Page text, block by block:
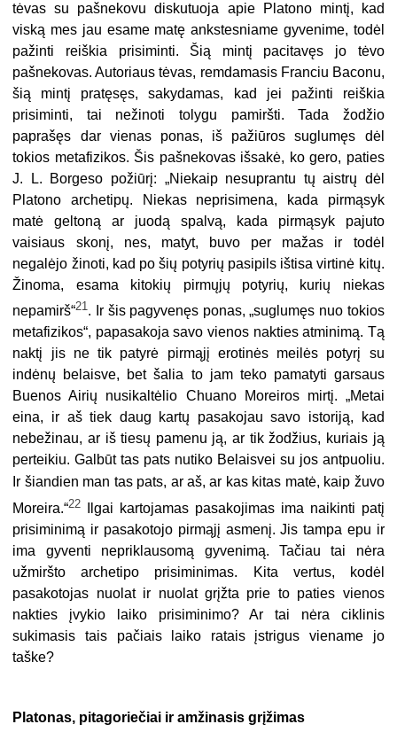
tėvas su pašnekovu diskutuoja apie Platono mintį, kad
viską mes jau esame matę ankstesniame gyvenime, todėl
pažinti reiškia prisiminti. Šią mintį pacitavęs jo tėvo
pašnekovas. Autoriaus tėvas, remdamasis Franciu Baconu,
šią mintį pratęsęs, sakydamas, kad jei pažinti reiškia
prisiminti, tai nežinoti tolygu pamiršti. Tada žodžio
paprašęs dar vienas ponas, iš pažiūros suglumęs dėl
tokios metafizikos. Šis pašnekovas išsakė, ko gero, paties
J. L. Borgeso požiūrį: „Niekaip nesuprantu tų aistrų dėl
Platono archetipų. Niekas neprisimena, kada pirmąsyk
matė geltoną ar juodą spalvą, kada pirmąsyk pajuto
vaisiaus skonį, nes, matyt, buvo per mažas ir todėl
negalėjo žinoti, kad po šių potyrių pasipils ištisa virtinė kitų.
Žinoma, esama kitokių pirmųjų potyrių, kurių niekas
nepamirš“21. Ir šis pagyvenęs ponas, „suglumęs nuo tokios
metafizikos“, papasakoja savo vienos nakties atminimą. Tą
naktį jis ne tik patyrė pirmąjį erotinės meilės potyrį su
indėnų belaisve, bet šalia to jam teko pamatyti garsaus
Buenos Airių nusikaltėlio Chuano Moreiros mirtį. „Metai
eina, ir aš tiek daug kartų pasakojau savo istoriją, kad
nebežinau, ar iš tiesų pamenu ją, ar tik žodžius, kuriais ją
perteikiu. Galbūt tas pats nutiko Belaisvei su jos antpuoliu.
Ir šiandien man tas pats, ar aš, ar kas kitas matė, kaip žuvo
Moreira.“22 Ilgai kartojamas pasakojimas ima naikinti patį
prisiminimą ir pasakotojo pirmąjį asmenį. Jis tampa epu ir
ima gyventi nepriklausomą gyvenimą. Tačiau tai nėra
užmiršto archetipo prisiminimas. Kita vertus, kodėl
pasakotojas nuolat ir nuolat grįžta prie to paties vienos
nakties įvykio laiko prisiminimo? Ar tai nėra ciklinis
sukimasis tais pačiais laiko ratais įstrigus viename jo
taške?
Platonas, pitagoriečiai ir amžinasis grįžimas